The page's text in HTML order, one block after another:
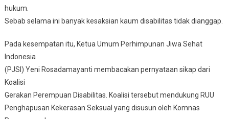
hukum.
Sebab selama ini banyak kesaksian kaum disabilitas tidak dianggap.
Pada kesempatan itu, Ketua Umum Perhimpunan Jiwa Sehat
Indonesia
(PJSI) Yeni Rosadamayanti membacakan pernyataan sikap dari
Koalisi
Gerakan Perempuan Disabilitas. Koalisi tersebut mendukung RUU
Penghapusan Kekerasan Seksual yang disusun oleh Komnas